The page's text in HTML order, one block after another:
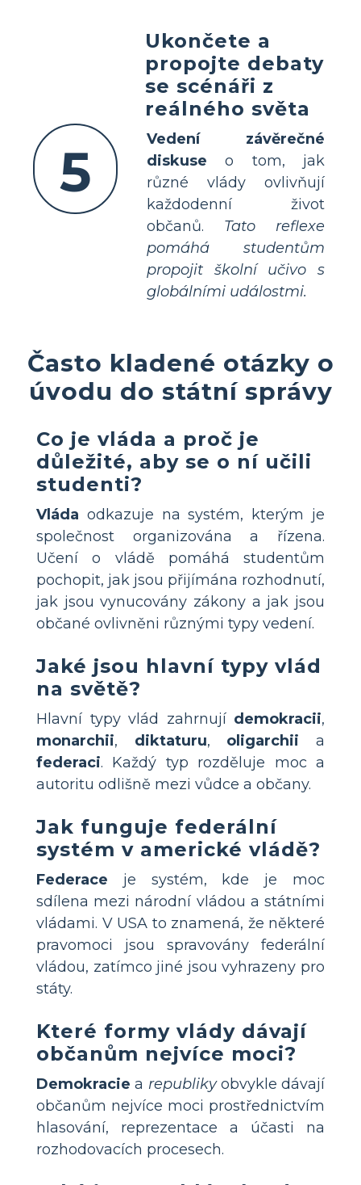
5
Ukončete a
propojte debaty
se scénáři z
reálného světa
Vedení závěrečné
diskuse o tom, jak
různé vlády ovlivňují
každodenní život
občanů. Tato reflexe
pomáhá studentům
propojit školní učivo s
globálními událostmi.
Často kladené otázky o
úvodu do státní správy
Co je vláda a proč je
důležité, aby se o ní učili
studenti?
Vláda odkazuje na systém, kterým je
společnost organizována a řízena.
Učení o vládě pomáhá studentům
pochopit, jak jsou přijímána rozhodnutí,
jak jsou vynucovány zákony a jak jsou
občané ovlivněni různými typy vedení.
Jaké jsou hlavní typy vlád
na světě?
Hlavní typy vlád zahrnují demokracii,
monarchii, diktaturu, oligarchii a
federaci. Každý typ rozděluje moc a
autoritu odlišně mezi vůdce a občany.
Jak funguje federální
systém v americké vládě?
Federace je systém, kde je moc
sdílena mezi národní vládou a státními
vládami. V USA to znamená, že některé
pravomoci jsou spravovány federální
vládou, zatímco jiné jsou vyhrazeny pro
státy.
Které formy vlády dávají
občanům nejvíce moci?
Demokracie a republikyobvykle dávají
občanům nejvíce moci prostřednictvím
hlasování, reprezentace a účasti na
rozhodovacích procesech.